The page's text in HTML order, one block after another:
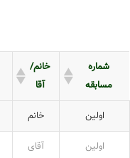
شماره
مسابقه
خانم/
آقا
اولین خانم
اولین آقای